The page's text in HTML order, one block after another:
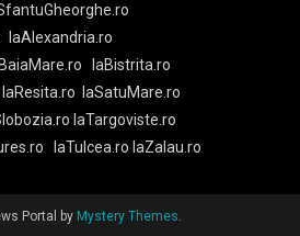
laAlexandria.ro
laBistrita.ro
laResita.ro
laSatuMare.ro
laTargoviste.ro
laTulcea.ro laZalau.ro
Portal by Mystery Themes.